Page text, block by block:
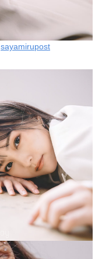
sayamirupost